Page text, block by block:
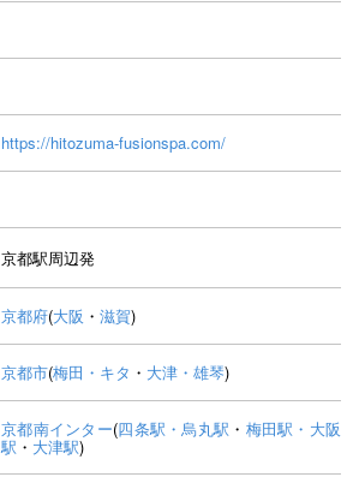
https://hitozuma-fusionspa.com/
京都駅周辺発
京都府(大阪 ・ 滋賀)
京都市(梅田・キタ ・ 大津・雄琴)
京都南インター(四条駅・烏丸駅 ・ 梅田駅・大阪
駅 ・ 大津駅)